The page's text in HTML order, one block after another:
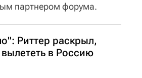
партнером форума.
Риттер раскрыл,
в Россию